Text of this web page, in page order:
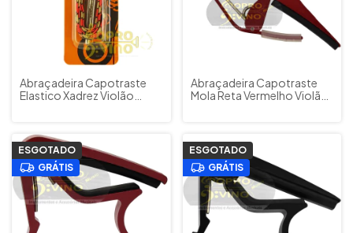
Abraçadeira Capotraste
Elastico Xadrez Violão
Abraçadeira Capotraste
Mola Reta Vermelho Violão
ESGOTADO
GRÁTIS
ESGOTADO
GRÁTIS